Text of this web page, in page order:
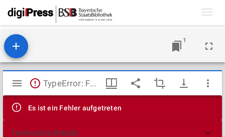
1
Mirador
Viewer
TypeError: Failed to fetch
Es ist ein Fehler aufgetreten
Technische Details